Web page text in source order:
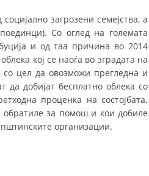
ТЕЛА
ЗА ЦКРМ
НА ЦКРМ
загрозени семејства, а
Со оглед на големата
и од таа причина во 2014
кој се наоѓа во зградата на
цел да овозможи прегледна и
да добијат бесплатно облека со
проценка на состојбата.
обратиле за помош и кои добиле
организации.